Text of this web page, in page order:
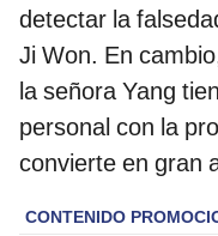
detectar la
Ji Won. En
la señora Yang
personal con la
convierte en gran